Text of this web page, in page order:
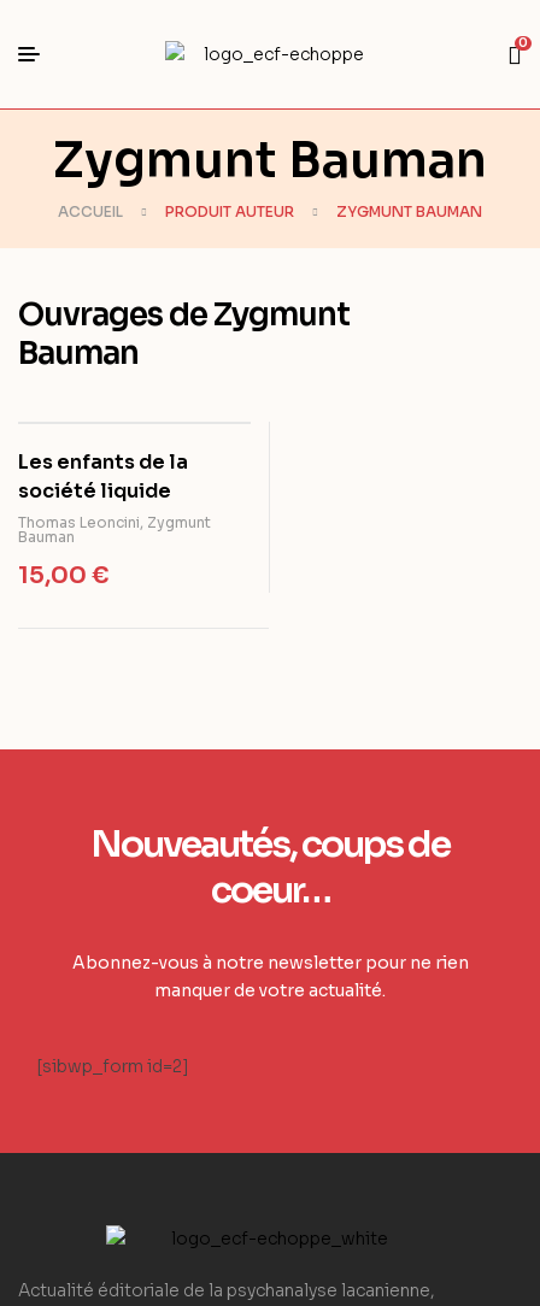
0
Zygmunt Bauman
ACCUEIL PRODUIT AUTEUR ZYGMUNT BAUMAN
Ouvrages de Zygmunt
Bauman
Les enfants de la
société liquide
Thomas Leoncini, Zygmunt
Bauman
15,00 €
Nouveautés, coups de
coeur…
Abonnez-vous à notre newsletter pour ne rien
manquer de votre actualité.
[sibwp_form id=2]
Actualité éditoriale de la psychanalyse lacanienne,